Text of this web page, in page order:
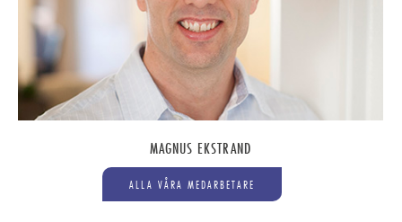
MAGNUS EKSTRAND
ALLA VÅRA MEDARBETARE